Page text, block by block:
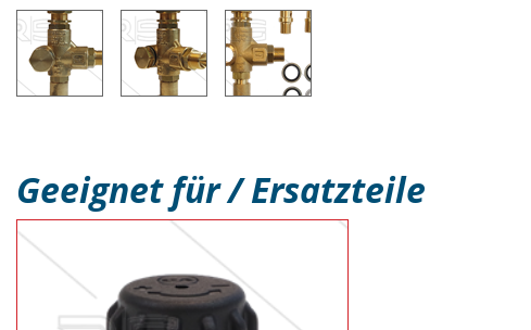
Geeignet für / Ersatzteile